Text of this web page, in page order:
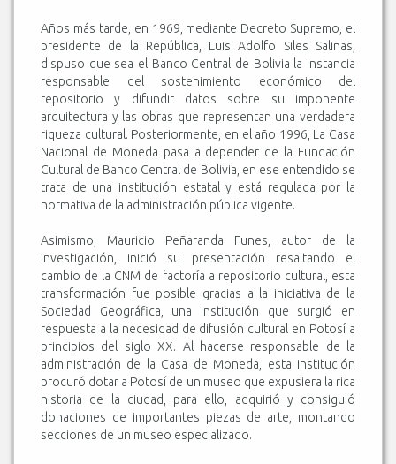
Años más tarde, en 1969, mediante Decreto Supremo, el
presidente de la República, Luis Adolfo Siles Salinas,
dispuso que sea el Banco Central de Bolivia la instancia
responsable del sostenimiento económico del
repositorio y difundir datos sobre su imponente
arquitectura y las obras que representan una verdadera
riqueza cultural. Posteriormente, en el año 1996, La Casa
Nacional de Moneda pasa a depender de la Fundación
Cultural de Banco Central de Bolivia, en ese entendido se
trata de una institución estatal y está regulada por la
normativa de la administración pública vigente.
Asimismo, Mauricio Peñaranda Funes, autor de la
investigación, inició su presentación resaltando el
cambio de la CNM de factoría a repositorio cultural, esta
transformación fue posible gracias a la iniciativa de la
Sociedad Geográfica, una institución que surgió en
respuesta a la necesidad de difusión cultural en Potosí a
principios del siglo XX. Al hacerse responsable de la
administración de la Casa de Moneda, esta institución
procuró dotar a Potosí de un museo que expusiera la rica
historia de la ciudad, para ello, adquirió y consiguió
donaciones de importantes piezas de arte, montando
secciones de un museo especializado.